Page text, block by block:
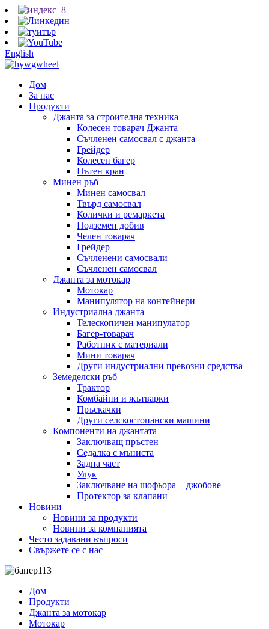
English
Дом
За нас
Продукти
Джанта за строителна техника
Колесен товарач Джанта
Съчленен самосвал с джанта
Грейдер
Колесен багер
Пътен кран
Минен ръб
Минен самосвал
Твърд самосвал
Колички и ремаркета
Подземен добив
Челен товарач
Грейдер
Съчленени самосвали
Съчленен самосвал
Джанта за мотокар
Мотокар
Манипулятор на контейнери
Индустриална джанта
Телескопичен манипулатор
Багер-товарач
Работник с материали
Мини товарач
Други индустриални превозни средства
Земеделски ръб
Трактор
Комбайни и жътварки
Пръскачки
Други селскостопански машини
Компоненти на джантата
Заключващ пръстен
Седалка с мъниста
Задна част
Улук
Заключване на шофьора + джобове
Протектор за клапани
Новини
Новини за продукти
Новини за компанията
Често задавани въпроси
Свържете се с нас
Дом
Продукти
Джанта за мотокар
Мотокар